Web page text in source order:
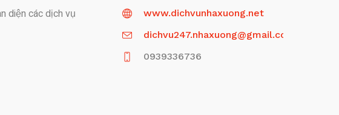
diện các dịch vụ
www.dichvunhaxuong.net
dichvu247.nhaxuong@gmail.com
0939336736